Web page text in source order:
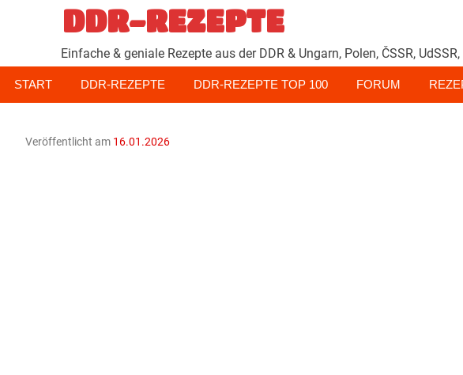
Zum
Inhalt
springen
DDR-REZEPTE
Einfache & geniale Rezepte aus der DDR & Ungarn, Polen, ČSSR,
START DDR-REZEPTE DDR-REZEPTE TOP 100 FORUM
Veröffentlicht am 16.01.2026